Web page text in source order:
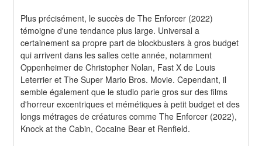
Plus précisément, le succès de The Enforcer (2022)
témoigne d'une tendance plus large. Universal a
certainement sa propre part de blockbusters à gros budget
qui arrivent dans les salles cette année, notamment
Oppenheimer de Christopher Nolan, Fast X de Louis
Leterrier et The Super Mario Bros. Movie. Cependant, il
semble également que le studio parie gros sur des films
d'horreur excentriques et mémétiques à petit budget et des
longs métrages de créatures comme The Enforcer (2022),
Knock at the Cabin, Cocaine Bear et Renfield.